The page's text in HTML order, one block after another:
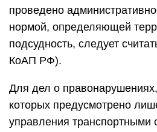
проведено
нормой, определяющей
подсудность, следует
КоАП РФ).
Для дел о
которых предусмотрено
управления транспортными